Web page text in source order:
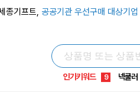
종기프트, 공공기관 우선구매 대상기업
인기키워드
5 키캡
8 쿨토시
9 넥쿨러